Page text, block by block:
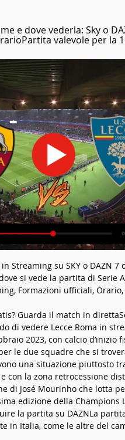
e dove vederla: Sky o
valevole per la
Streaming su SKY o DAZN
si vede la partita di Serie
Formazioni ufficiali, Orario,
Guarda il match in
di vedere Lecce Roma in
2023, con calcio d’inizio
le due squadre che si
una situazione piuttosto
con la zona retrocessione
di José Mourinho che lotta
edizione della Champions
la partita su DAZNLa
in Italia, come le altre del